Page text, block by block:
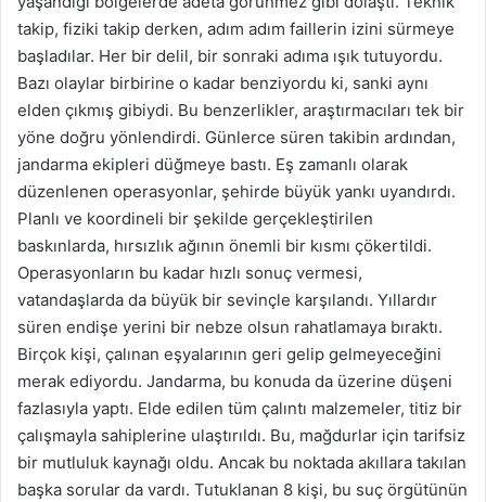
takip, fiziki takip derken, adım adım faillerin izini sürmeye
başladılar. Her bir delil, bir sonraki adıma ışık tutuyordu.
Bazı olaylar birbirine o kadar benziyordu ki, sanki aynı
elden çıkmış gibiydi. Bu benzerlikler, araştırmacıları tek bir
yöne doğru yönlendirdi. Günlerce süren takibin ardından,
jandarma ekipleri düğmeye bastı. Eş zamanlı olarak
düzenlenen operasyonlar, şehirde büyük yankı uyandırdı.
Planlı ve koordineli bir şekilde gerçekleştirilen
baskınlarda, hırsızlık ağının önemli bir kısmı çökertildi.
Operasyonların bu kadar hızlı sonuç vermesi,
vatandaşlarda da büyük bir sevinçle karşılandı. Yıllardır
süren endişe yerini bir nebze olsun rahatlamaya bıraktı.
Birçok kişi, çalınan eşyalarının geri gelip gelmeyeceğini
merak ediyordu. Jandarma, bu konuda da üzerine düşeni
fazlasıyla yaptı. Elde edilen tüm çalıntı malzemeler, titiz bir
çalışmayla sahiplerine ulaştırıldı. Bu, mağdurlar için tarifsiz
bir mutluluk kaynağı oldu. Ancak bu noktada akıllara takılan
başka sorular da vardı. Tutuklanan 8 kişi, bu suç örgütünün